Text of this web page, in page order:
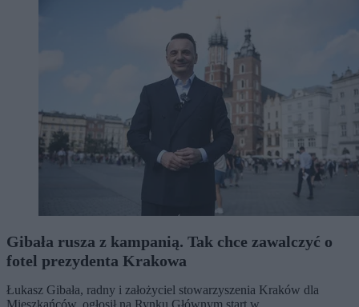
Gibała rusza z kampanią. Tak chce zawalczyć o
fotel prezydenta Krakowa
Łukasz Gibała, radny i założyciel stowarzyszenia Kraków dla